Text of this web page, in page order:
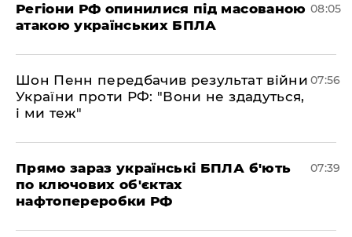
Регіони РФ опинилися під масованою
атакою українських БПЛА
08:05
Шон Пенн передбачив результат війни
України проти РФ: "Вони не здадуться,
і ми теж"
07:56
Прямо зараз українські БПЛА б'ють
по ключових об'єктах
нафтопереробки РФ
07:39